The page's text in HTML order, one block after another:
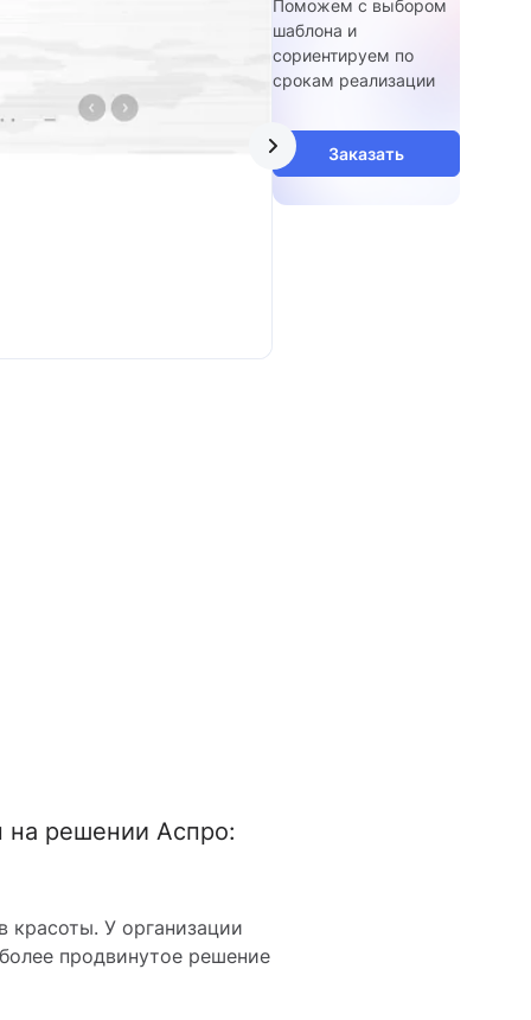
на решении Аспро:
красоты. У организации
продвинутое решение
Поможем с выбором
шаблона и
сориентируем по
срокам реализации
Заказать